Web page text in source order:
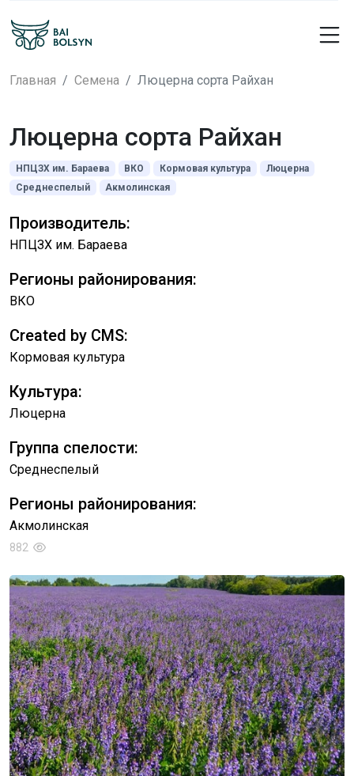
Главная Семена Люцерна сорта Райхан
Люцерна сорта Райхан
НПЦЗХ им. Бараева ВКО Кормовая культура
Люцерна
Среднеспелый
Акмолинская
Производитель:
НПЦЗХ им. Бараева
Регионы районирования:
ВКО
Created by CMS:
Кормовая культура
Культура:
Люцерна
Группа спелости:
Среднеспелый
Регионы районирования:
Акмолинская
882